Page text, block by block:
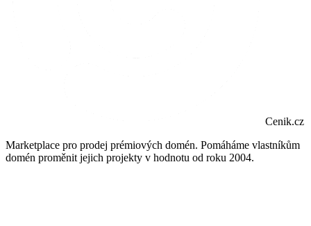
Cenik.cz
Marketplace pro prodej prémiových domén. Pomáháme vlastníkům
domén proměnit jejich projekty v hodnotu od roku 2004.